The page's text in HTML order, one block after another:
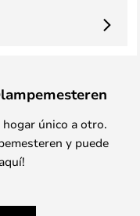
único a otro.
y puede